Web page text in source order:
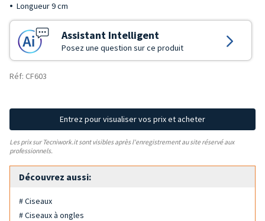
Longueur 9 cm
Assistant Intelligent
Posez une question sur ce produit
Réf: CF603
Entrez pour visualiser vos prix et acheter
Les prix sur Tecniwork.it sont visibles après l'enregistrement au site réservé aux
professionnels.
Découvrez aussi:
# Ciseaux
# Ciseaux à ongles